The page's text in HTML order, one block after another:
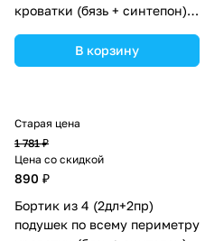
кроватки (бязь + синтепон)
ассортименте.В корзину
Старая цена
1 781 ₽
Цена со скидкой
890 ₽
Бортик из 4 (2дл+2пр)
подушек по всему периметру